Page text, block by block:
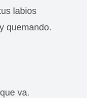
labios
quemando.
va.